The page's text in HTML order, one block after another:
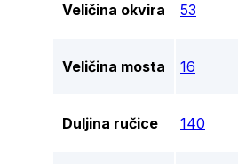
Veličina okvira 53
Veličina mosta 16
Duljina ručice 140